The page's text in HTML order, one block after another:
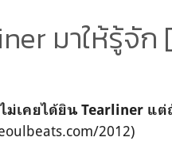
มาให้รู้จั
ม่เคยได้ยิน Tearliner
2012)